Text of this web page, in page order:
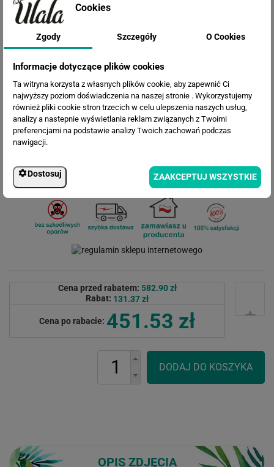
Termin realizacji
Efekty
Cena przed rabatem: 582.90 zł
Rabat: 131.37 zł
Cena po rabacie: 451.53 zł
OPIS ZDJĘCIA
Cookies
Zgody Szczegóły O Cookies
Informacje dotyczące plików cookies
Ta witryna korzysta z własnych plików cookie, aby zapewnić Ci
najwyższy poziom doświadczenia na naszej stronie . Wykorzystujemy
również pliki cookie stron trzecich w celu ulepszenia naszych usług,
analizy a nastepnie wyświetlania reklam związanych z Twoimi
preferencjami na podstawie analizy Twoich zachowań podczas
nawigacji.
Dostosuj ZAAKCEPTUJ WSZYSTKIE